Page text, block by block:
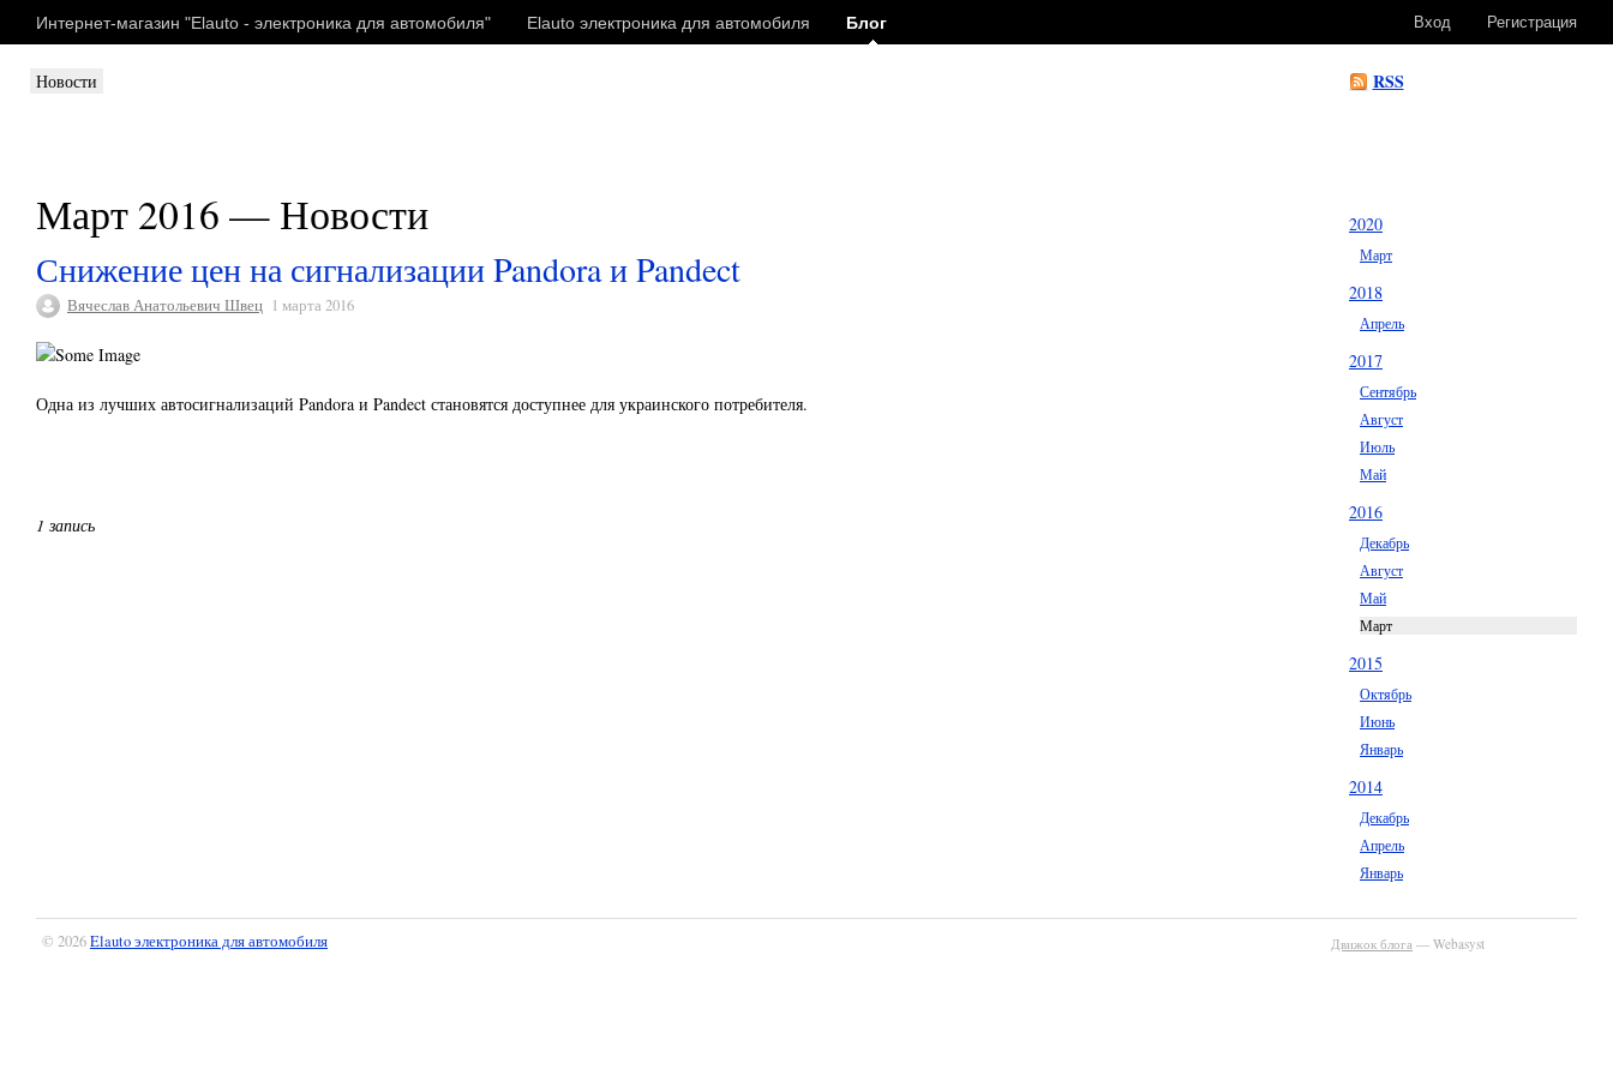
Интернет-магазин "Elauto - электроника для автомобиля" Elauto электроника для автомобиля Блог Регистрация
Вход
RSS
Новости
2020
Март
2018
Апрель
2017
Сентябрь
Август
Июль
Май
2016
Декабрь
Август
Май
Март
2015
Октябрь
Июнь
Январь
2014
Декабрь
Апрель
Январь
Март 2016 — Новости
Снижение цен на сигнализации Pandora и Pandect
Вячеслав Анатольевич Швец 1 марта 2016
Одна из лучших автосигнализаций Pandora и Pandect становятся доступнее для украинского потребителя.
1 запись
Движок блога — Webasyst
© 2026Elauto электроника для автомобиля